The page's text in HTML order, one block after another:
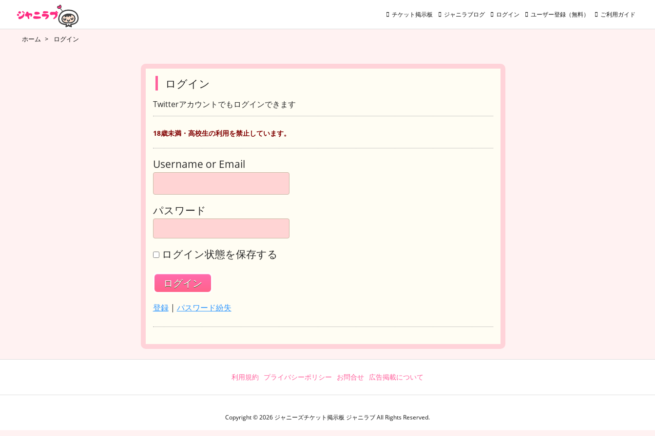
チケット掲示板 ジャニラブログ ログイン ユーザー登録（無料） ご利用ガイド
ホーム > ログイン
ログイン
Twitterアカウントでもログインできます
18歳未満・高校生の利用を禁止しています。
Username or Email
パスワード
ログイン状態を保存する
登録| パスワード紛失
利用規約 プライバシーポリシー お問合せ 広告掲載について
Copyright ©2026 ジャニーズチケット掲示板 ジャニラブAll Rights Reserved.